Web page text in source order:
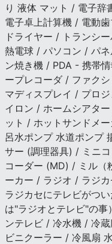
り 液体 マット / 電子
電子卓上計算機 / 電動
ドライヤー / トランシ
熱電球 / パソコン / パ
ン焼き機 / PDA - 携帯
ープレコーダ / ファク
マディスプレイ / プロ
イロン / ホームシアタ
ット / ホットサンドメ
呂水ポンプ 水道ポンプ
サー (調理器具) / ミニ
コーダー (MD) / ミル（
ーカー / ラジオ / ラジ
ラジカセにテレビがつ
は"ラジオとテレビ"の
ンテレビ / 冷水機 / 冷
ビニクーラー / 冷風扇